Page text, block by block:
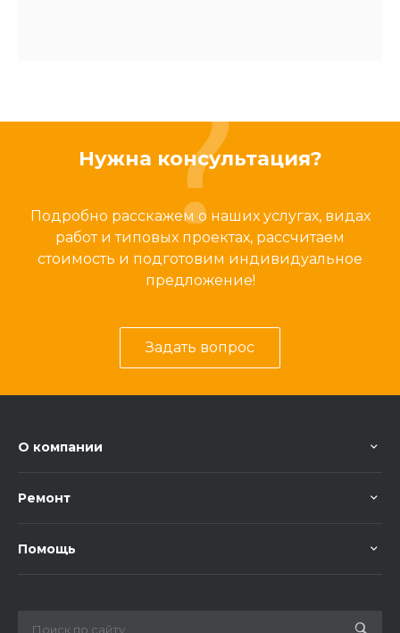
Нужна консультация?
Подробно расскажем о наших услугах, видах
работ и типовых проектах, рассчитаем
стоимость и подготовим индивидуальное
предложение!
Задать вопрос
О компании
Ремонт
Помощь